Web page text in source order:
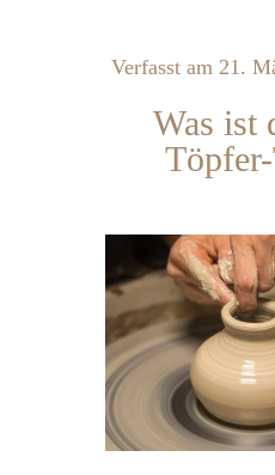
Verfasst am 21.
Was ist